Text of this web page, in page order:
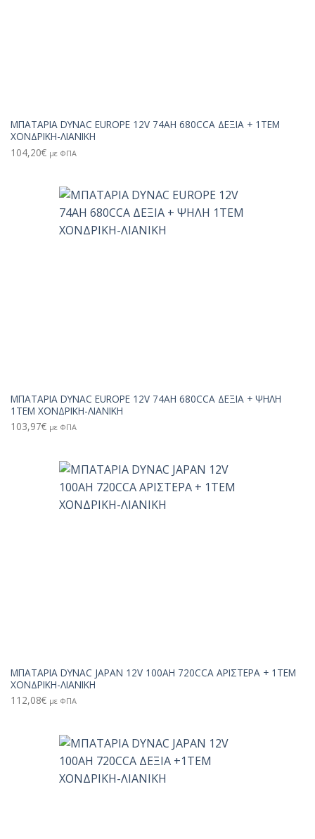
ΜΠΑΤΑΡΙΑ DYNAC EUROPE 12V 74AH 680CCA ΔΕΞΙΑ + 1TEM
ΧΟΝΔΡΙΚΗ-ΛΙΑΝΙΚΗ
104,20€ με ΦΠΑ
ΜΠΑΤΑΡΙΑ DYNAC EUROPE 12V 74AH 680CCA ΔΕΞΙΑ + ΨΗΛΗ
1TEM ΧΟΝΔΡΙΚΗ-ΛΙΑΝΙΚΗ
103,97€ με ΦΠΑ
ΜΠΑΤΑΡΙΑ DYNAC JAPAN 12V 100AH 720CCA ΑΡΙΣΤΕΡΑ + 1TEM
ΧΟΝΔΡΙΚΗ-ΛΙΑΝΙΚΗ
112,08€ με ΦΠΑ